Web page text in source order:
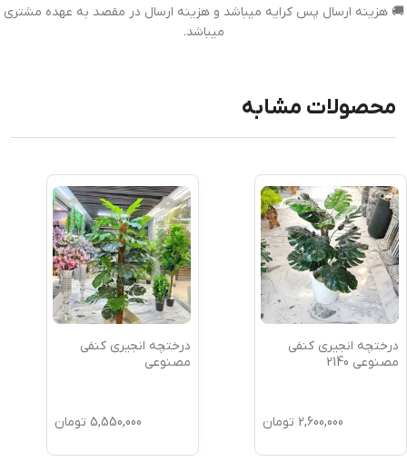
🚚 هزینه ارسال پس کرایه میباشد و هزینه ارسال در مقصد به عهده مشتری
میباشد.
محصولات مشابه
درختچه انجیری کنفی
مصنوعی 2140
2,600,000 تومان
درختچه انجیری کنفی
مصنوعی
5,550,000 تومان